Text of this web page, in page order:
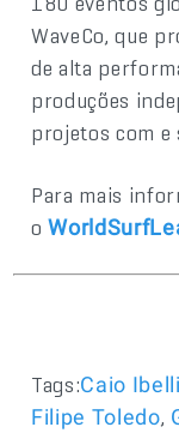
WaveCo, que
de alta
produções
projetos com e
Para mais
o
Tags:Caio
Filipe Toledo,